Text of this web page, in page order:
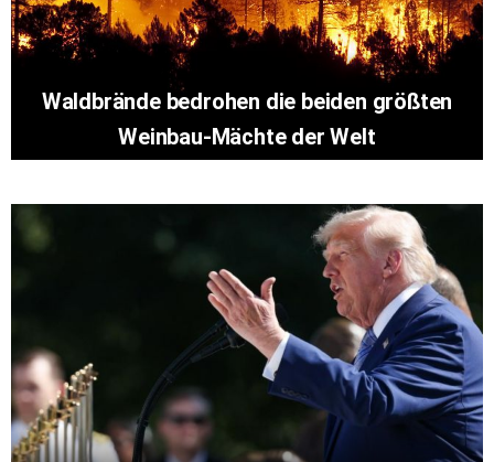
Waldbrände bedrohen die beiden größten
Weinbau-Mächte der Welt